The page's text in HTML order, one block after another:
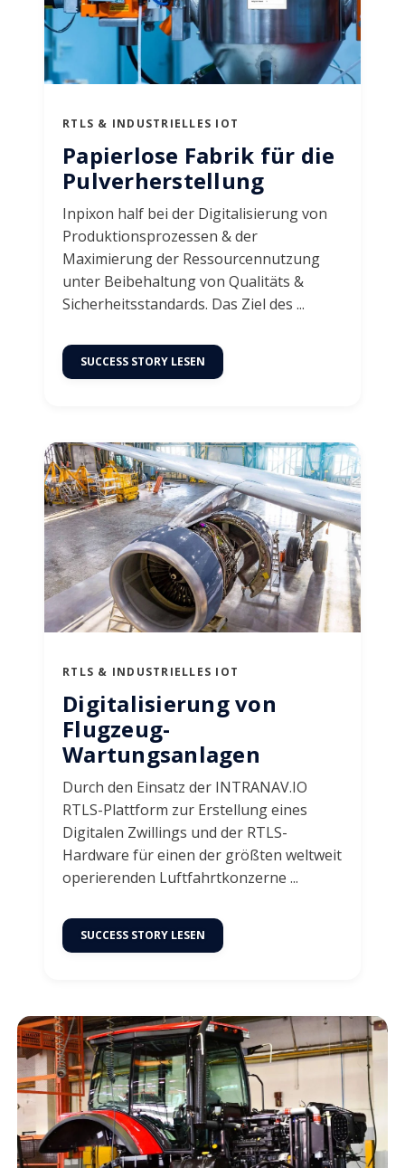
RTLS & INDUSTRIELLES IOT
Papierlose Fabrik für die
Pulverherstellung
Inpixon half bei der Digitalisierung von
Produktionsprozessen & der
Maximierung der Ressourcennutzung
unter Beibehaltung von Qualitäts &
Sicherheitsstandards. Das Ziel des ...
SUCCESS STORY LESEN
RTLS & INDUSTRIELLES IOT
Digitalisierung von
Flugzeug-
Wartungsanlagen
Durch den Einsatz der INTRANAV.IO
RTLS-Plattform zur Erstellung eines
Digitalen Zwillings und der RTLS-
Hardware für einen der größten weltweit
operierenden Luftfahrtkonzerne ...
SUCCESS STORY LESEN